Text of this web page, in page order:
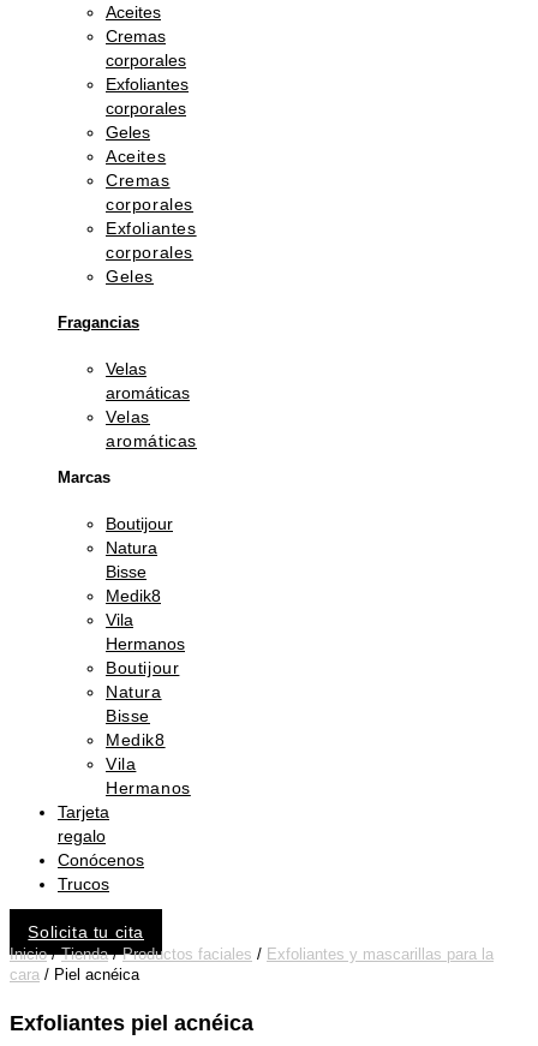
Aceites
Cremas
corporales
Exfoliantes
corporales
Geles
Aceites
Cremas
corporales
Exfoliantes
corporales
Geles
Fragancias
Velas
aromáticas
Velas
aromáticas
Marcas
Boutijour
Natura
Bisse
Medik8
Vila
Hermanos
Boutijour
Natura
Bisse
Medik8
Vila
Hermanos
Tarjeta
regalo
Conócenos
Trucos
Solicita tu cita
Inicio/Tienda/Productos faciales / Exfoliantes y mascarillas para la
cara / Piel acnéica
Exfoliantes piel acnéica